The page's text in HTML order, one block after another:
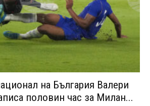
на България Валери
половин час за Милан...